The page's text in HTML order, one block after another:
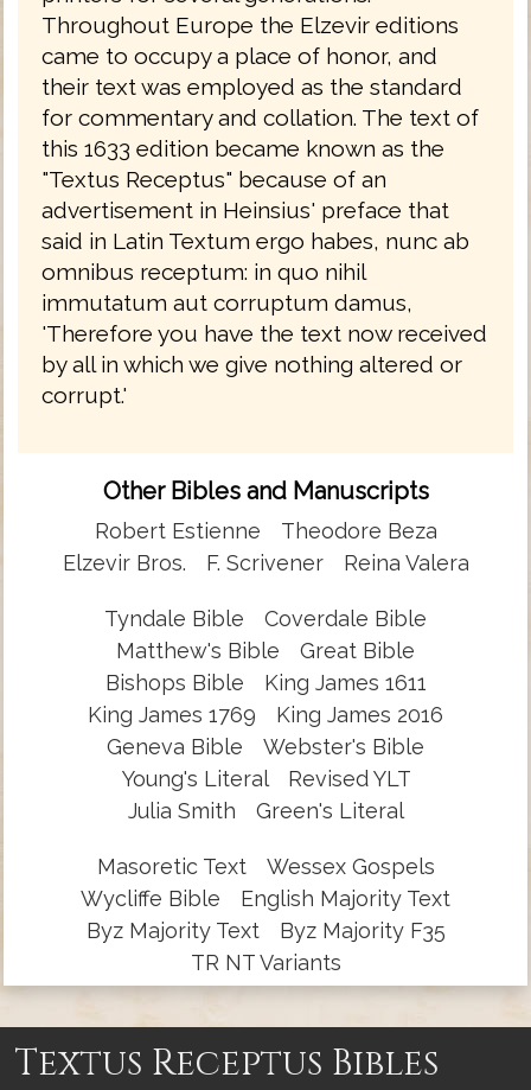
Throughout Europe the Elzevir editions
came to occupy a place of honor, and
their text was employed as the standard
for commentary and collation. The text of
this 1633 edition became known as the
"Textus Receptus" because of an
advertisement in Heinsius' preface that
said in Latin Textum ergo habes, nunc ab
omnibus receptum: in quo nihil
immutatum aut corruptum damus,
'Therefore you have the text now received
by all in which we give nothing altered or
corrupt.'
Other Bibles and Manuscripts
Robert Estienne
Theodore Beza
Elzevir Bros.
F. Scrivener Reina Valera
Tyndale Bible
Coverdale Bible
Matthew's Bible
Great Bible
Bishops Bible
King James 1611
King James 1769
King James 2016
Geneva Bible
Webster's Bible
Young's Literal
Revised YLT
Julia Smith
Green's Literal
Masoretic Text
Wessex Gospels
Wycliffe Bible
English Majority Text
Byz Majority Text
Byz Majority F35
TR NT Variants
Textus Receptus Bibles